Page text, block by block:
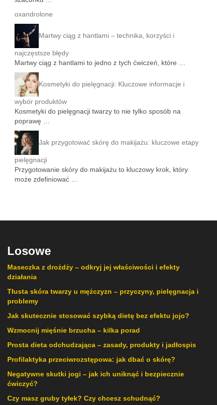
oxandrolone
Martwy ciąg z hantlami – technika, korzyści i
najczęstsze błędy
Martwy ciąg z hantlami to jedno z tych ćwiczeń, które …
Kosmetyki do pielęgnacji: Kluczowe informacje i
wybór produktów
Kosmetyki do pielęgnacji twarzy to nie tylko sposób na
poprawę …
Jak przygotować skórę do makijażu: kluczowe etapy
pielęgnacji
Przygotowanie skóry do makijażu to kluczowy krok, który
może zdefiniować …
Losowe
Maseczka z drożdży – odkryj jej właściwości i efekty
działania
Tłusta skóra twarzy u mężczyzn – przyczyny, pielęgnacja i
problemy
Jak skutecznie stosować szybką dietę bez efektu jojo?
Wzmocnij mięśnie brzucha – kilka porad
Prosta dieta odchudzająca – zasady, produkty i jadłospis
Profilaktyka przeciwrozstępowa: jak dbać o skórę?
Negatywne skutki jogi – jak ich uniknąć i bezpiecznie
ćwiczyć?
Czy masz gruby tyłek? Czy chcesz schudnąć?